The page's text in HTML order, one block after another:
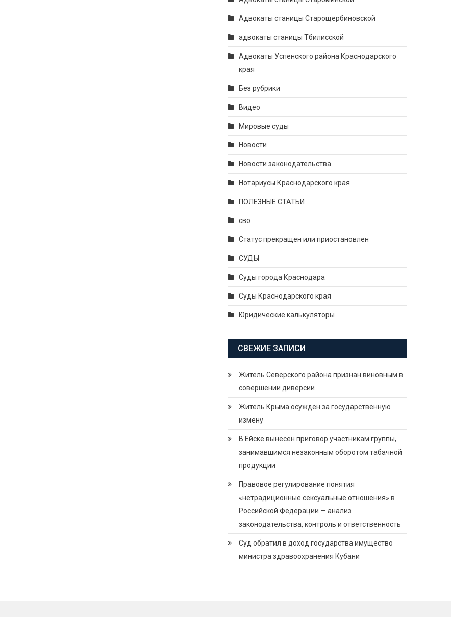
Адвокаты станицы Старощербиновской
адвокаты станицы Тбилисской
Адвокаты Успенского района Краснодарского
края
Без рубрики
Видео
Мировые суды
Новости
Новости законодательства
Нотариусы Краснодарского края
ПОЛЕЗНЫЕ СТАТЬИ
сво
Статус прекращен или приостановлен
СУДЫ
Суды города Краснодара
Суды Краснодарского края
Юридические калькуляторы
СВЕЖИЕ ЗАПИСИ
Житель Северского района признан виновным в
совершении диверсии
Житель Крыма осужден за государственную
измену
В Ейске вынесен приговор участникам группы,
занимавшимся незаконным оборотом табачной
продукции
Правовое регулирование понятия
«нетрадиционные сексуальные отношения» в
Российской Федерации — анализ
законодательства, контроль и ответственность
Суд обратил в доход государства имущество
министра здравоохранения Кубани